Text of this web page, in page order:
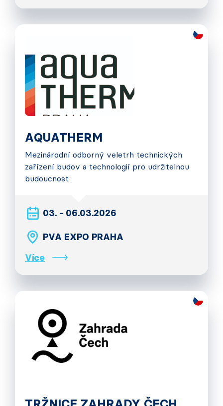
AQUATHERM
Mezinárodní odborný veletrh technických
zařízení budov a technologií pro udržitelnou
budoucnost
03. - 06.03.2026
PVA EXPO PRAHA
Více